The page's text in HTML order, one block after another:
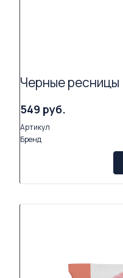
549 руб.
Артикул
Бренд